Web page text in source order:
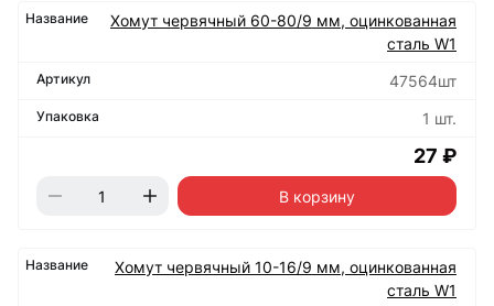
Хомут червячный 60-80/9 мм, оцинкованная
сталь W1
47564шт
1 шт.
27 ₽
В корзину
Хомут червячный 10-16/9 мм, оцинкованная
сталь W1